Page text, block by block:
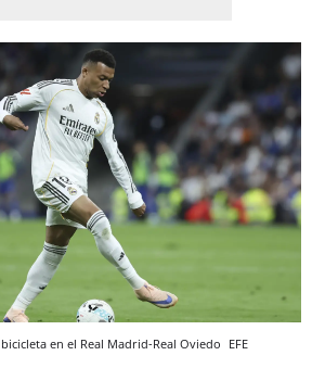
en el Real Madrid-Real Oviedo EFE